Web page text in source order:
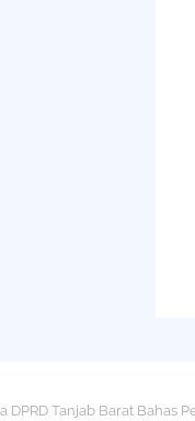
Tanjab Barat Bahas